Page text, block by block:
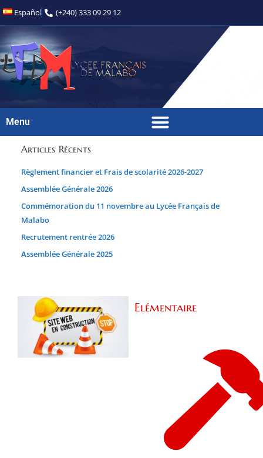
Español (+240) 333 09 29 12
Menu
Elémentaire
Articles Récents
Règlement financier et Frais de scolarité 2026-2027
Assemblée Générale 2026
Commémoration du 11 novembre au Lycée Français de
Malabo
Recrutement rentrée 2026
Assemblée Générale 2025